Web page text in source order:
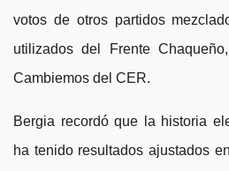
votos de otros partidos
utilizados del Frente
Cambiemos del CER.
Bergia recordó que la historia
ha tenido resultados ajustados